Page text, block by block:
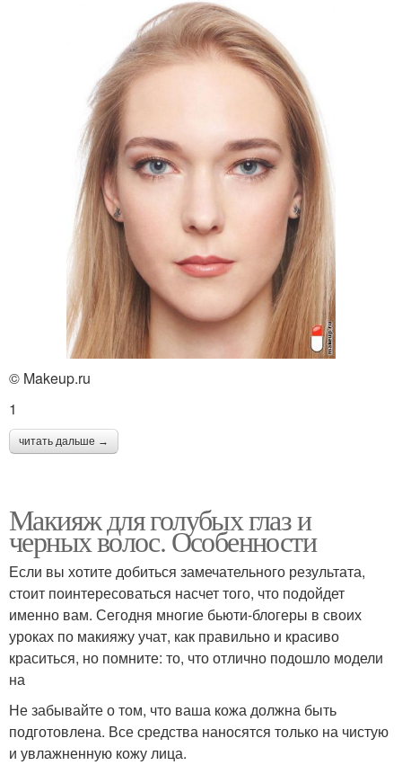
© Makeup.ru
1
читать дальше →
Макияж для голубых глаз и
черных волос. Особенности
Если вы хотите добиться замечательного результата,
стоит поинтересоваться насчет того, что подойдет
именно вам. Сегодня многие бьюти-блогеры в своих
уроках по макияжу учат, как правильно и красиво
краситься, но помните: то, что отлично подошло модели
на
Не забывайте о том, что ваша кожа должна быть
подготовлена. Все средства наносятся только на чистую
и увлажненную кожу лица.